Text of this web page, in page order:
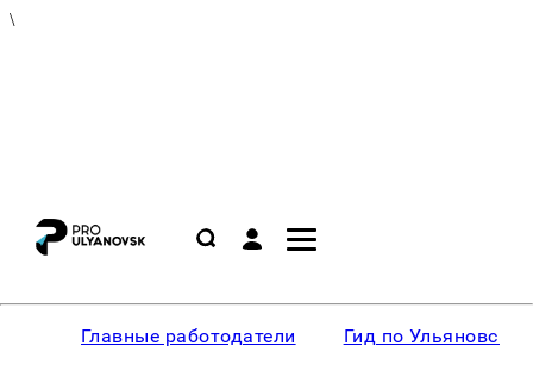
\
Главные работодатели Гид по Ульяновску